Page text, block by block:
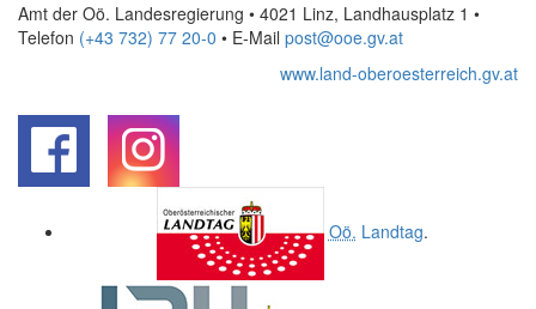
Amt der Oö. Landesregierung • 4021 Linz, Landhausplatz 1 •
Telefon (+43 732) 77 20-0 • E-Mail post@ooe.gv.at
www.land-oberoesterreich.gv.at
Oö. Landtag.